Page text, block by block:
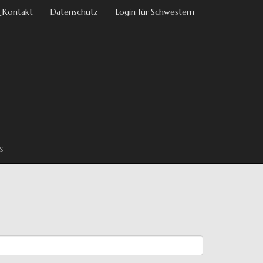
Kontakt Datenschutz Login für Schwestern